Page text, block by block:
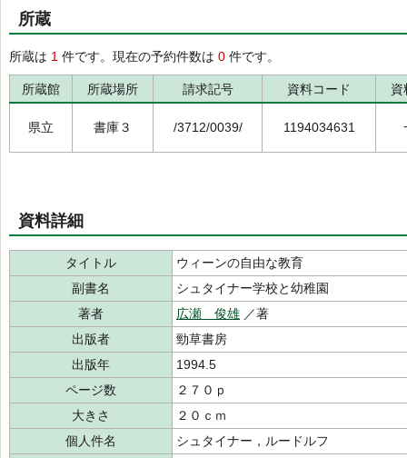
所蔵
所蔵は 1 件です。現在の予約件数は 0 件です。
所蔵館 所蔵場所 請求記号 資料コード 資
県立 書庫３ /3712/0039/ 1194034631
資料詳細
タイトル
ウィーンの自由な教育
副書名
シュタイナー学校と幼稚園
著者
広瀬 俊雄 ／著
出版者
勁草書房
出版年
1994.5
ページ数
２７０ｐ
大きさ
２０ｃｍ
個人件名
シュタイナー，ルードルフ